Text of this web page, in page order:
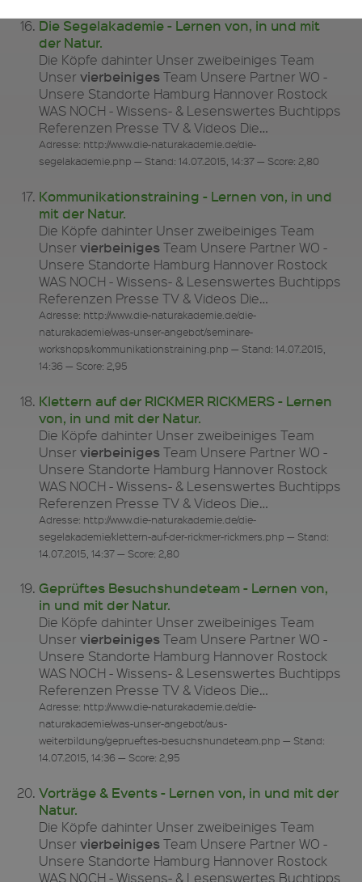
Die Segelakademie - Lernen von, in und mit
der Natur.
Die Köpfe dahinter Unser zweibeiniges Team
Unser vierbeinigesTeam Unsere Partner WO -
Unsere Standorte Hamburg Hannover Rostock
WAS NOCH - Wissens- & Lesenswertes Buchtipps
Referenzen Presse TV & Videos Die…
Adresse: http://www.die-naturakademie.de/die-
segelakademie.php — Stand: 14.07.2015, 14:37 — Score: 2,80
Kommunikationstraining - Lernen von, in und
mit der Natur.
Die Köpfe dahinter Unser zweibeiniges Team
Unser vierbeinigesTeam Unsere Partner WO -
Unsere Standorte Hamburg Hannover Rostock
WAS NOCH - Wissens- & Lesenswertes Buchtipps
Referenzen Presse TV & Videos Die…
Adresse: http://www.die-naturakademie.de/die-
naturakademie/was-unser-angebot/seminare-
workshops/kommunikationstraining.php — Stand: 14.07.2015,
14:36 — Score: 2,95
Klettern auf der RICKMER RICKMERS - Lernen
von, in und mit der Natur.
Die Köpfe dahinter Unser zweibeiniges Team
Unser vierbeinigesTeam Unsere Partner WO -
Unsere Standorte Hamburg Hannover Rostock
WAS NOCH - Wissens- & Lesenswertes Buchtipps
Referenzen Presse TV & Videos Die…
Adresse: http://www.die-naturakademie.de/die-
segelakademie/klettern-auf-der-rickmer-rickmers.php — Stand:
14.07.2015, 14:37 — Score: 2,80
Geprüftes Besuchshundeteam - Lernen von,
in und mit der Natur.
Die Köpfe dahinter Unser zweibeiniges Team
UnservierbeinigesTeam Unsere Partner WO -
Unsere Standorte Hamburg Hannover Rostock
WAS NOCH - Wissens- & Lesenswertes Buchtipps
Referenzen Presse TV & Videos Die…
Adresse: http://www.die-naturakademie.de/die-
naturakademie/was-unser-angebot/aus-
weiterbildung/geprueftes-besuchshundeteam.php — Stand:
14.07.2015, 14:36 — Score: 2,95
Vorträge & Events - Lernen von, in und mit der
Natur.
Die Köpfe dahinter Unser zweibeiniges Team
UnservierbeinigesTeam Unsere Partner WO -
Unsere Standorte Hamburg Hannover Rostock
WAS NOCH - Wissens- & Lesenswertes Buchtipps